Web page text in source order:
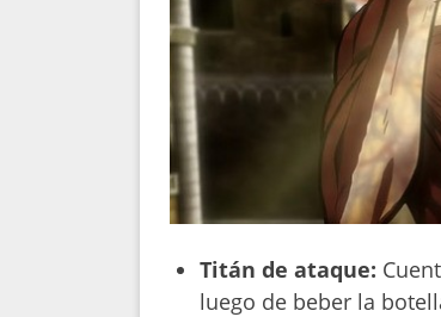
Titán de ataque:
luego de beber la